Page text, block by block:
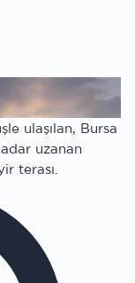
ulaşılan, Bursa
uzanan
terası.